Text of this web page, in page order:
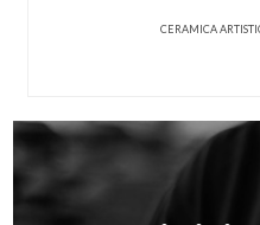
CERAMICA